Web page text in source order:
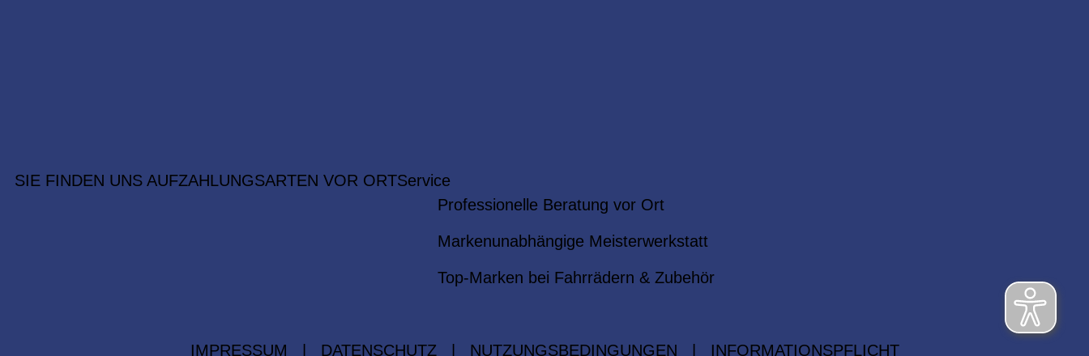
SIE FINDEN UNS AUFZAHLUNGSARTEN VOR ORTService
Professionelle Beratung vor Ort
Markenunabhängige Meisterwerkstatt
Top-Marken bei Fahrrädern & Zubehör
IMPRESSUM DATENSCHUTZ NUTZUNGSBEDINGUNGEN INFORMATIONSPFLICHT